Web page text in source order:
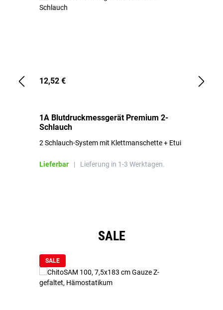
12,52 €
1A Blutdruckmessgerät Premium 2-
Schlauch
2 Schlauch-System mit Klettmanschette + Etui
Lieferbar | Lieferung in 1-3 Werktagen.
SALE
SALE